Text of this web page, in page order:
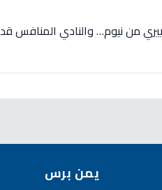
من نيوم… والنادي المنافس قد
يمن برس